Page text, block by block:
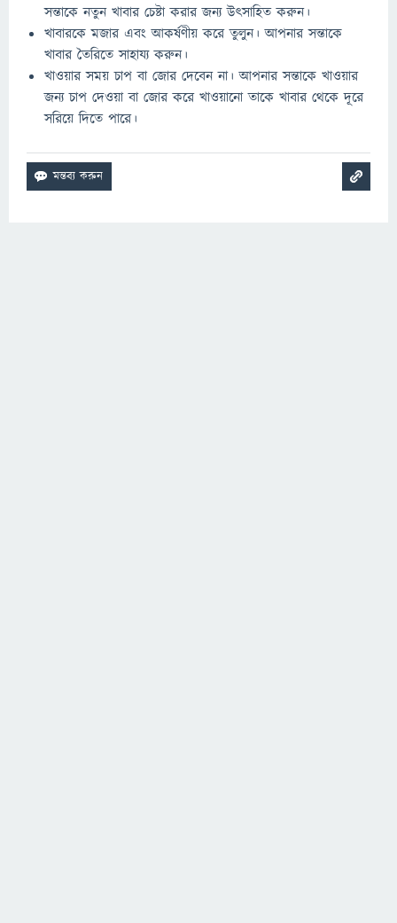
সন্তাকে নতুন খাবার চেষ্টা করার জন্য উৎসাহিত করুন।
খাবারকে মজার এবং আকর্ষণীয় করে তুলুন। আপনার সন্তাকে
খাবার তৈরিতে সাহায্য করুন।
খাওয়ার সময় চাপ বা জোর দেবেন না। আপনার সন্তাকে খাওয়ার
জন্য চাপ দেওয়া বা জোর করে খাওয়ানো তাকে খাবার থেকে দূরে
সরিয়ে দিতে পারে।